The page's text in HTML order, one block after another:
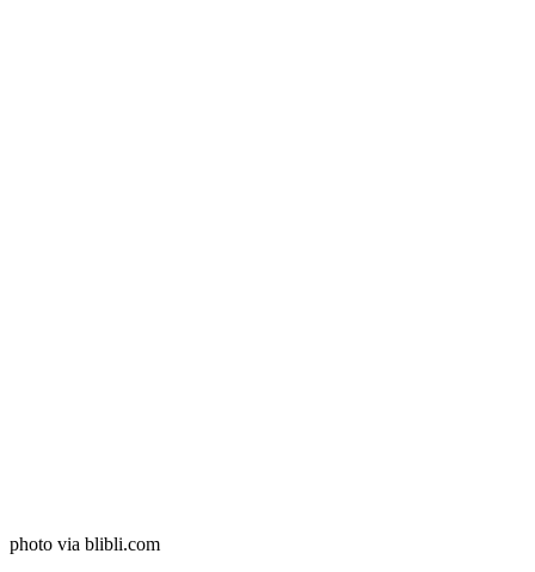
photo via blibli.com